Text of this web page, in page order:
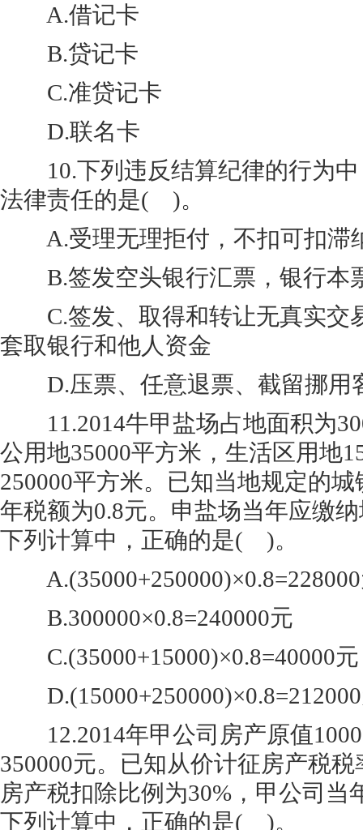
A.借记卡
B.贷记卡
C.准贷记卡
D.联名卡
10.下列违反结算纪律的行为中
法律责任的是( )。
A.受理无理拒付，不扣可扣滞
B.签发空头银行汇票，银行本
C.签发、取得和转让无真实交
套取银行和他人资金
D.压票、任意退票、截留挪用
11.2014牛甲盐场占地面积为
公用地35000平方米，生活区用地
250000平方米。已知当地规定的
年税额为0.8元。申盐场当年应缴
下列计算中，正确的是( )。
B.300000×0.8=240000元
C.(35000+15000)×0.8=40000元
12.2014年甲公司房产原值
350000元。已知从价计征房产税
房产税扣除比例为30%，甲公司当
下列计算中，正确的是( )。